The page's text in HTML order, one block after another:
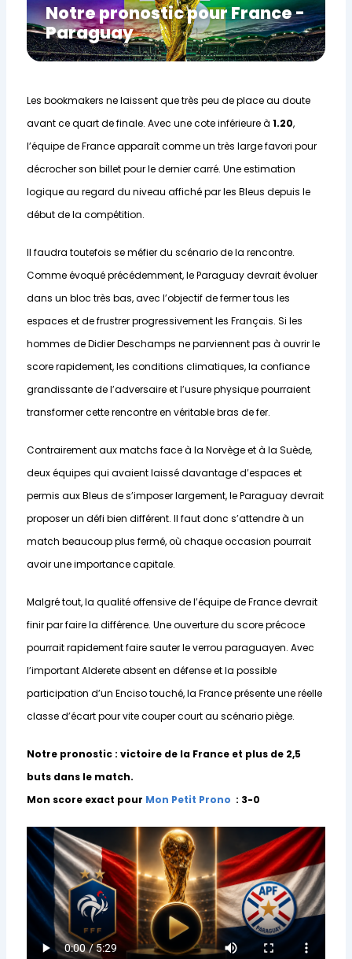
Notre pronostic pour France -
Paraguay
Les bookmakers ne laissent que très peu de place au doute
avant ce quart de finale. Avec une cote inférieure à 1.20,
l’équipe de France apparaît comme un très large favori pour
décrocher son billet pour le dernier carré. Une estimation
logique au regard du niveau affiché par les Bleus depuis le
début de la compétition.
Il faudra toutefois se méfier du scénario de la rencontre.
Comme évoqué précédemment, le Paraguay devrait évoluer
dans un bloc très bas, avec l’objectif de fermer tous les
espaces et de frustrer progressivement les Français. Si les
hommes de Didier Deschamps ne parviennent pas à ouvrir le
score rapidement, les conditions climatiques, la confiance
grandissante de l’adversaire et l’usure physique pourraient
transformer cette rencontre en véritable bras de fer.
Contrairement aux matchs face à la Norvège et à la Suède,
deux équipes qui avaient laissé davantage d’espaces et
permis aux Bleus de s’imposer largement, le Paraguay devrait
proposer un défi bien différent. Il faut donc s’attendre à un
match beaucoup plus fermé, où chaque occasion pourrait
avoir une importance capitale.
Malgré tout, la qualité offensive de l’équipe de France devrait
finir par faire la différence. Une ouverture du score précoce
pourrait rapidement faire sauter le verrou paraguayen. Avec
l’important Alderete absent en défense et la possible
participation d’un Enciso touché, la France présente une réelle
classe d’écart pour vite couper court au scénario piège.
Notre pronostic : victoire de la France et plus de 2,5
buts dans le match.
Mon score exact pour Mon Petit Prono : 3-0